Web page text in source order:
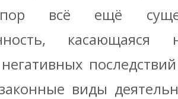
всё ещё
касающаяся
виды